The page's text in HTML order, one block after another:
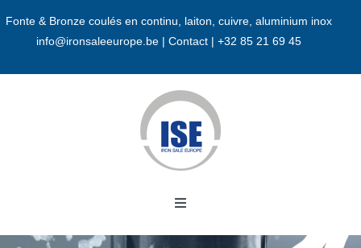
Fonte & Bronze coulés en continu, laiton, cuivre, aluminium inox
info@ironsaleeurope.be| Contact | +32 85 21 69 45
Toggle